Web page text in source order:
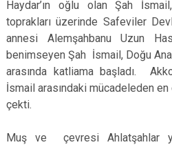
Haydar’ın oğlu olan Şah
toprakları üzerinde Safeviler
annesi Alemşahbanu Uzun
benimseyen Şah İsmail, Doğu
arasında katliama başladı.
İsmail arasındaki mücadeleden
çekti.
Muş ve çevresi Ahlatşahlar